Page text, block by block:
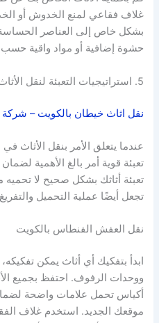
غلاف فقاعي لمنع الخدوش أو
بشكل خاص إلى العناصر الحساسة
حشوة إضافية أو مواد واقية حسب
5. استراتيجيات التعبئة لنقل الأثاث بشكل آمن
نقل اثاث خيطان بالكويت –
عندما يتعلق الأمر بنقل الأثاث
تعبئة قوية أمر بالغ الأهمية
تعبئة أثاثك بشكل صحيح لا
تجعل أيضًا عملية التحميل
نقل العفش الفنطاس بالكويت
ابدأ بتفكيك أي أثاث يمكن
ووحدات الرفوف. احتفظ بجميع
أكياس تحمل علامات واضحة
موقعك الجديد. استخدم غلاف